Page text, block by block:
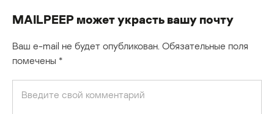
MAILPEEP может украсть вашу почту
Ваш e-mail не будет опубликован. Обязательные поля
помечены *